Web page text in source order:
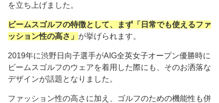
を立ち上げました。
ビームスゴルフの特徴として、まず「日常でも使えるファ
ッション性の高さ」 が挙げられます。
2019年に渋野日向子選手がAIG全英女子オープン優勝時に
ビームスゴルフのウェアを着用した際にも、そのお洒落な
デザインが話題となりました。
ファッション性の高さに加え、ゴルフのための機能性も併